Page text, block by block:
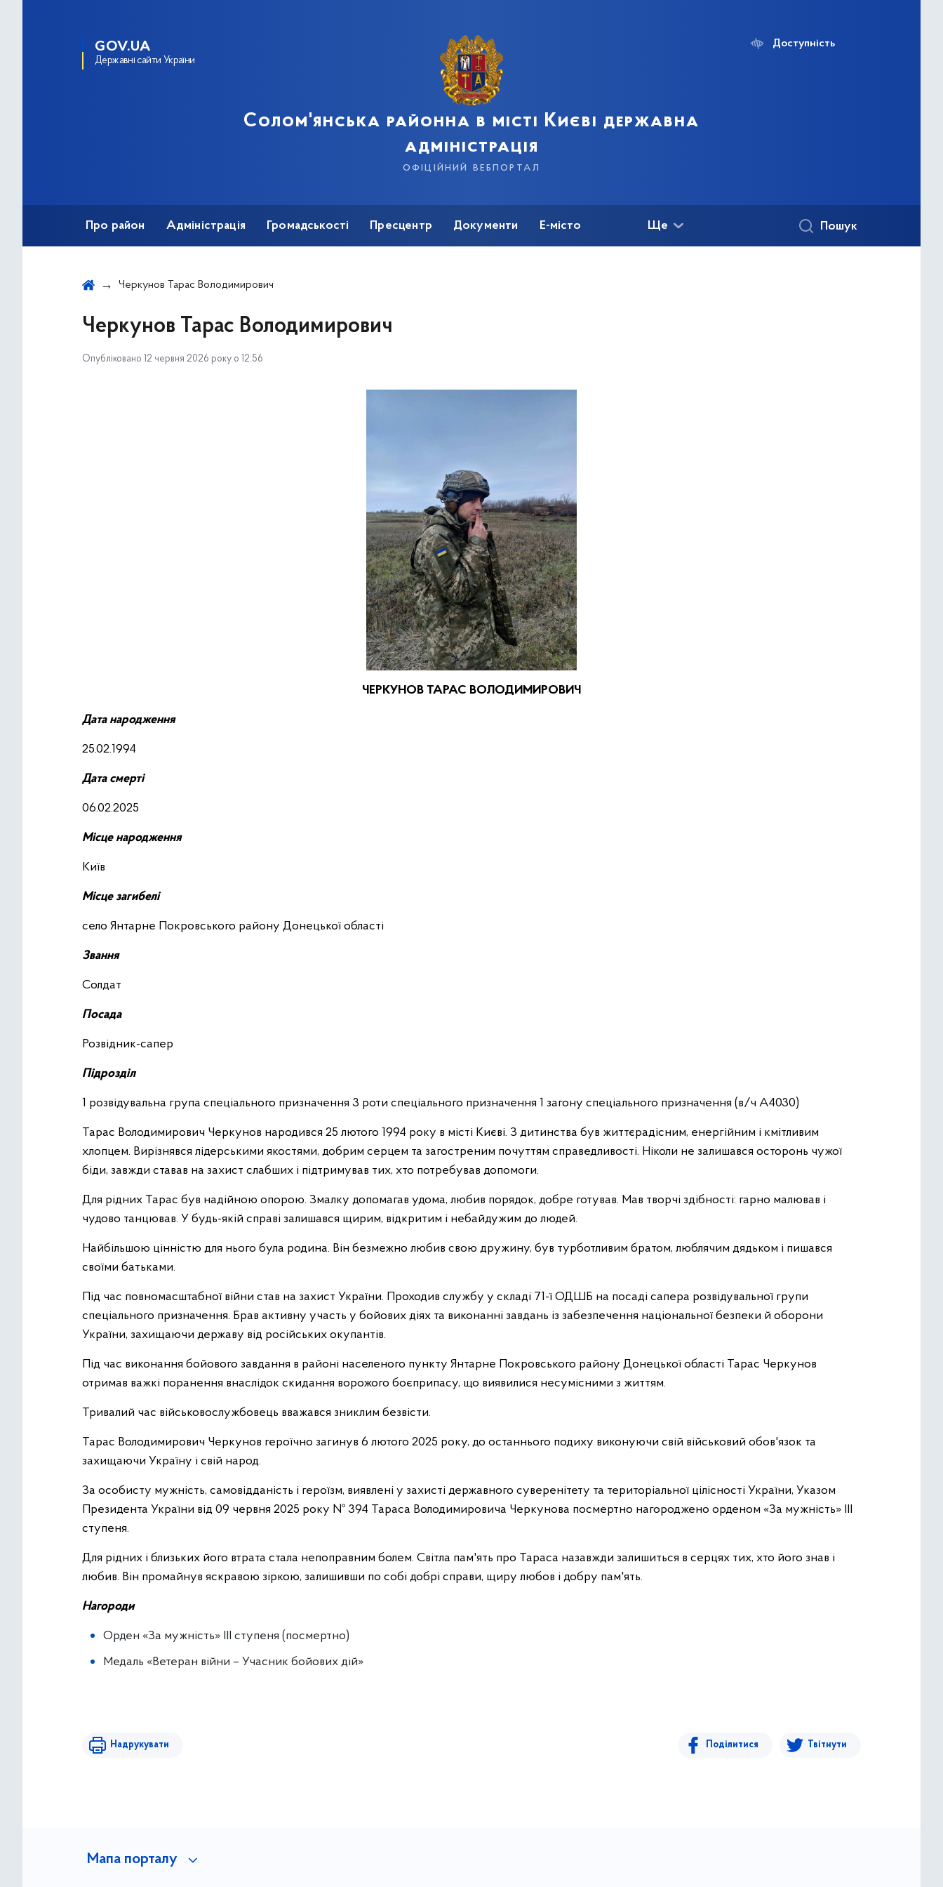
GOV.UA
Державні сайти України
Солом'янська районна в місті Києві державна
адміністрація
офіційний вебпортал
Доступність
Про район Адміністрація Громадськості Пресцентр Документи Е-місто Ще Пошук
Черкунов Тарас Володимирович
Черкунов Тарас Володимирович
Опубліковано 12 червня 2026 року о 12:56
ЧЕРКУНОВ ТАРАС ВОЛОДИМИРОВИЧ
Дата народження
25.02.1994
Дата смерті
06.02.2025
Місце народження
Київ
Місце загибелі
село Янтарне Покровського району Донецької області
Звання
Солдат
Посада
Розвідник-сапер
Підрозділ
1 розвідувальна група спеціального призначення 3 роти спеціального призначення 1 загону спеціального призначення (в/ч А4030)
Тарас Володимирович Черкунов народився 25 лютого 1994 року в місті Києві. З дитинства був життєрадісним, енергійним і кмітливим
хлопцем. Вирізнявся лідерськими якостями, добрим серцем та загостреним почуттям справедливості. Ніколи не залишався осторонь чужої
біди, завжди ставав на захист слабших і підтримував тих, хто потребував допомоги.
Для рідних Тарас був надійною опорою. Змалку допомагав удома, любив порядок, добре готував. Мав творчі здібності: гарно малював і
чудово танцював. У будь-якій справі залишався щирим, відкритим і небайдужим до людей.
Найбільшою цінністю для нього була родина. Він безмежно любив свою дружину, був турботливим братом, люблячим дядьком і пишався
своїми батьками.
Під час повномасштабної війни став на захист України. Проходив службу у складі 71-ї ОДШБ на посаді сапера розвідувальної групи
спеціального призначення. Брав активну участь у бойових діях та виконанні завдань із забезпечення національної безпеки й оборони
України, захищаючи державу від російських окупантів.
Під час виконання бойового завдання в районі населеного пункту Янтарне Покровського району Донецької області Тарас Черкунов
отримав важкі поранення внаслідок скидання ворожого боєприпасу, що виявилися несумісними з життям.
Тривалий час військовослужбовець вважався зниклим безвісти.
Тарас Володимирович Черкунов героїчно загинув 6 лютого 2025 року, до останнього подиху виконуючи свій військовий обов'язок та
захищаючи Україну і свій народ.
За особисту мужність, самовідданість і героїзм, виявлені у захисті державного суверенітету та територіальної цілісності України, Указом
Президента України від 09 червня 2025 року № 394 Тараса Володимировича Черкунова посмертно нагороджено орденом «За мужність» ІІІ
ступеня.
Для рідних і близьких його втрата стала непоправним болем. Світла пам'ять про Тараса назавжди залишиться в серцях тих, хто його знав і
любив. Він промайнув яскравою зіркою, залишивши по собі добрі справи, щиру любов і добру пам'ять.
Нагороди
Орден «За мужність» ІІІ ступеня (посмертно)
Медаль «Ветеран війни – Учасник бойових дій»
Надрукувати Поділитися Твітнути
Мапа порталу